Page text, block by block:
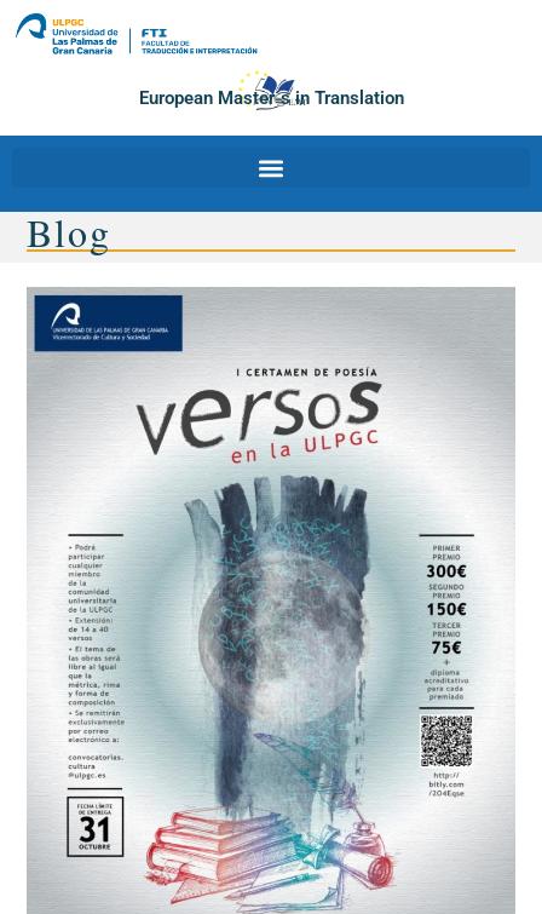
European Master´s in Translation
Blog